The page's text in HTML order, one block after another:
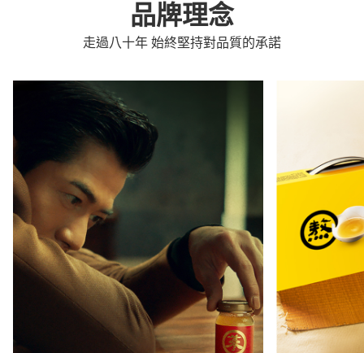
品牌理念
走過八十年 始終堅持對品質的承諾